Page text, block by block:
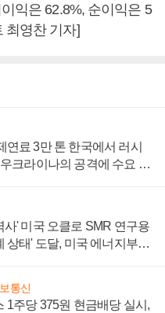
익은 62.8%, 순이익은 5
최영찬 기자]
연료 3만 톤 한국에서 러시
크라이나의 공격에 수요 늘
사' 미국 오클로 SMR 연구용
상태' 도달, 미국 에너지부
통신
1주당 375원 현금배당 실시,